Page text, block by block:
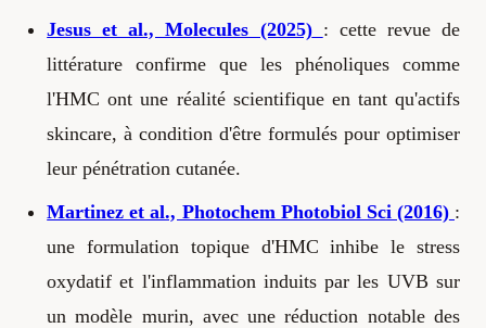
Jesus et al., Molecules (2025) : cette revue de
littérature confirme que les phénoliques comme
l'HMC ont une réalité scientifique en tant qu'actifs
skincare, à condition d'être formulés pour optimiser
leur pénétration cutanée.
Martinez et al., Photochem Photobiol Sci (2016) :
une formulation topique d'HMC inhibe le stress
oxydatif et l'inflammation induits par les UVB sur
un modèle murin, avec une réduction notable des